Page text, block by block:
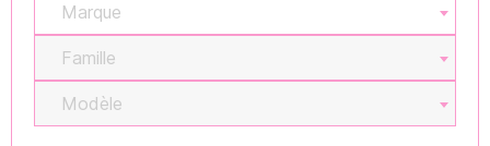
Marque
Famille
Modèle